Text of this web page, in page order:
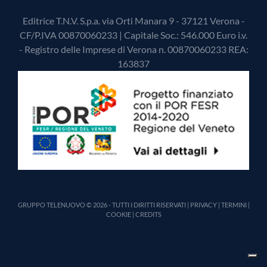
Editrice T.N.V. S.p.a. via Orti Manara 9 - 37121 Verona -
CF/P.IVA 00870060233 | Capitale Soc.: 546.000 Euro i.v.
- Registro delle Imprese di Verona n. 00870060233 REA:
163837
GRUPPO TELENUOVO © 2026 - TUTTI I DIRITTI RISERVATI | PRIVACY| TERMINI|
COOKIE| CREDITS